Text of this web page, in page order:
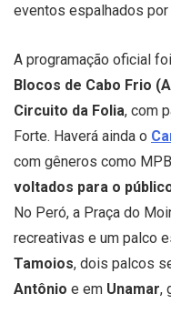
eventos espalhados
A programação oficial
Blocos de Cabo Frio
Circuito da Folia, com
Forte. Haverá ainda o
com gêneros como
voltados para o
No Peró, a Praça do
recreativas e um palco
Tamoios, dois palcos
Antônio e em Unamar,